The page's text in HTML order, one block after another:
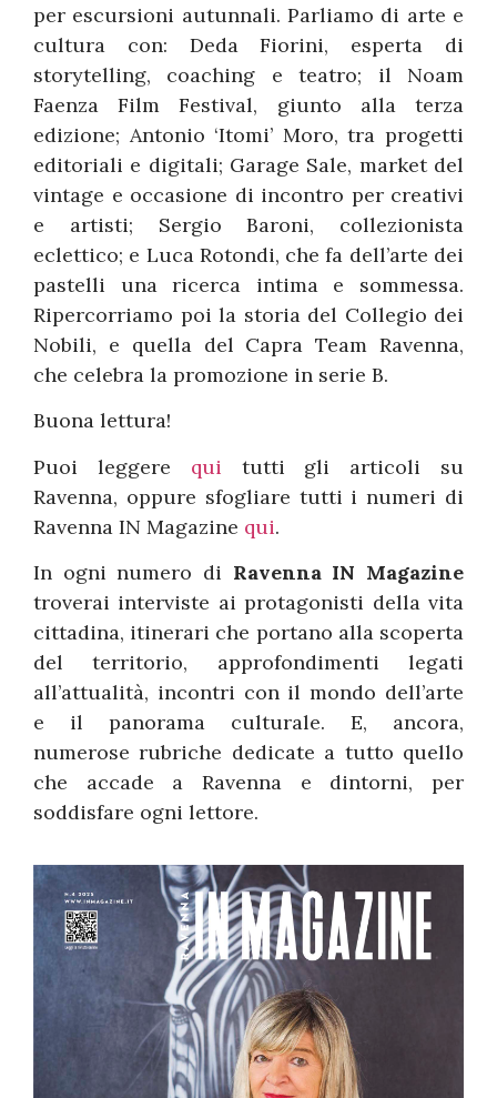
per escursioni autunnali. Parliamo di arte e
cultura con: Deda Fiorini, esperta di
storytelling, coaching e teatro; il Noam
Faenza Film Festival, giunto alla terza
edizione; Antonio ‘Itomi’ Moro, tra progetti
editoriali e digitali; Garage Sale, market del
vintage e occasione di incontro per creativi
e artisti; Sergio Baroni, collezionista
eclettico; e Luca Rotondi, che fa dell’arte dei
pastelli una ricerca intima e sommessa.
Ripercorriamo poi la storia del Collegio dei
Nobili, e quella del Capra Team Ravenna,
che celebra la promozione in serie B.
Buona lettura!
Puoi leggere qui tutti gli articoli su
Ravenna, oppure sfogliare tutti i numeri di
Ravenna IN Magazine qui.
In ogni numero di Ravenna IN Magazine
troverai interviste ai protagonisti della vita
cittadina, itinerari che portano alla scoperta
del territorio, approfondimenti legati
all’attualità, incontri con il mondo dell’arte
e il panorama culturale. E, ancora,
numerose rubriche dedicate a tutto quello
che accade a Ravenna e dintorni, per
soddisfare ogni lettore.